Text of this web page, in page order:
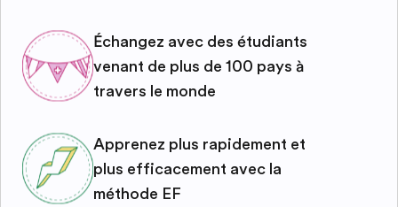
Échangez avec des étudiants
venant de plus de 100 pays à
travers le monde
Apprenez plus rapidement et
plus efficacement avec la
méthode EF